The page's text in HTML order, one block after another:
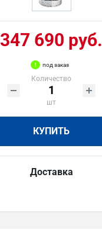
347 690 руб.
под заказ
Количество
шт
КУПИТЬ
Доставка